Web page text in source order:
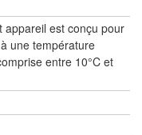
appareil est conçu pour
une température
entre 10°C et